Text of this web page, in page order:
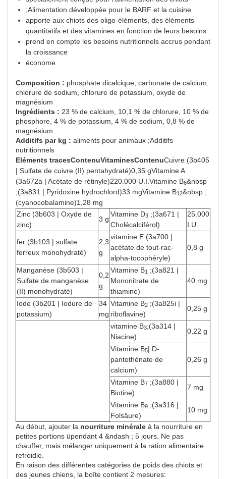
;Alimentation développée pour le BARF et la cuisine
apporte aux chiots des oligo-éléments, des éléments
quantitatifs et des vitamines en fonction de leurs besoins
prend en compte les besoins nutritionnels accrus pendant
la croissance
économe
Composition : phosphate dicalcique, carbonate de calcium,
chlorure de sodium, chlorure de potassium, oxyde de
magnésium
Ingrédients : 23 % de calcium, 10,1 % de chlorure, 10 % de
phosphore, 4 % de potassium, 4 % de sodium, 0,8 % de
magnésium
Additifs par kg : aliments pour animaux ;Additifs
nutritionnels
Eléments tracesContenuVitaminesContenuCuivre (3b405
| Sulfate de cuivre (II) pentahydraté)0,35 gVitamine A
(3a672a | Acétate de rétinyle)220.000 U.I.Vitamine B6&nbsp
;(3a831 | Pyridoxine hydrochlord)33 mgVitamine B12&nbsp ;
(cyanocobalamine)1,28 mg
Zinc (3b603 | Oxyde de
zinc)
3 g
Vitamine D3 ;(3a671 |
Cholécalciférol)
25.000
I.U.
fer (3b103 | sulfate
ferreux monohydraté)
2,3
g
vitamine E (3a700 |
acétate de tout-rac-
alpha-tocophéryle)
0,8 g
Manganèse (3b503 |
Sulfate de manganèse
(II) monohydraté)
0,2
g
Vitamine B1
;(3a821 |
Mononitrate de
thiamine)
40 mg
Iode (3b201 | Iodure de
potassium)
34
mg
Vitamine B2 ;(3a825i |
riboflavine)
0,25 g
vitamine B3;(3a314 |
Niacine)
0,22 g
Vitamine B5| D-
pantothénate de
calcium)
0,26 g
Vitamine B7 ;(3a880 |
Biotine)
7 mg
Vitamine B9 ;(3a316 |
Folsäure)
10 mg
Au début, ajouter la nourriture minérale à la nourriture en
petites portions üpendant 4 &ndash ; 5 jours. Ne pas
chauffer, mais mélanger uniquement à la ration alimentaire
refroidie.
En raison des différentes catégories de poids des chiots et
des jeunes chiens, la boîte contient 2 mesures: